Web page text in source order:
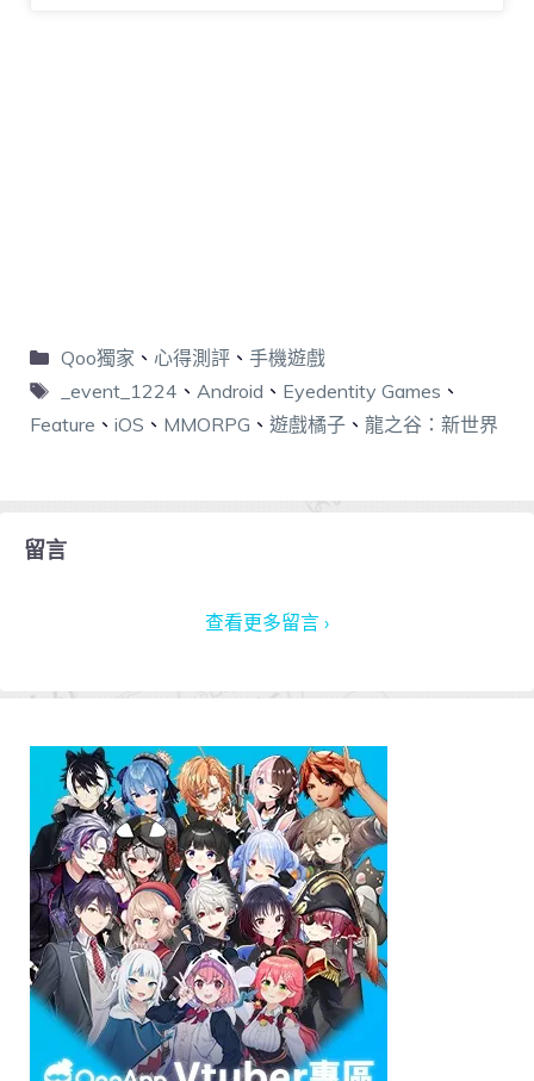
Qoo獨家 、 心得測評、 手機遊戲
_event_1224 、 Android 、 Eyedentity Games 、
Feature 、 iOS 、 MMORPG 、 遊戲橘子 、 龍之谷：新世界
留言
查看更多留言 ›